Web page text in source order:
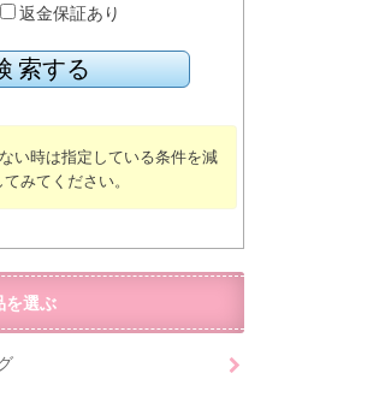
返金保証あり
い時は指定している条件を減
みてください。
を選ぶ